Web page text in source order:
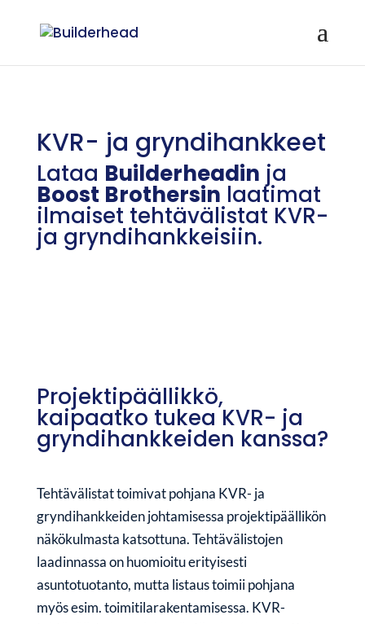
KVR- ja gryndihankkeet
Lataa Builderheadin ja
Boost Brothersin laatimat
ilmaiset tehtävälistat KVR-
ja gryndihankkeisiin.
Projektipäällikkö,
kaipaatko tukea KVR- ja
gryndihankkeiden kanssa?
Tehtävälistat toimivat pohjana KVR- ja
gryndihankkeiden johtamisessa projektipäällikön
näkökulmasta katsottuna. Tehtävälistojen
laadinnassa on huomioitu erityisesti
asuntotuotanto, mutta listaus toimii pohjana
myös esim. toimitilarakentamisessa. KVR-